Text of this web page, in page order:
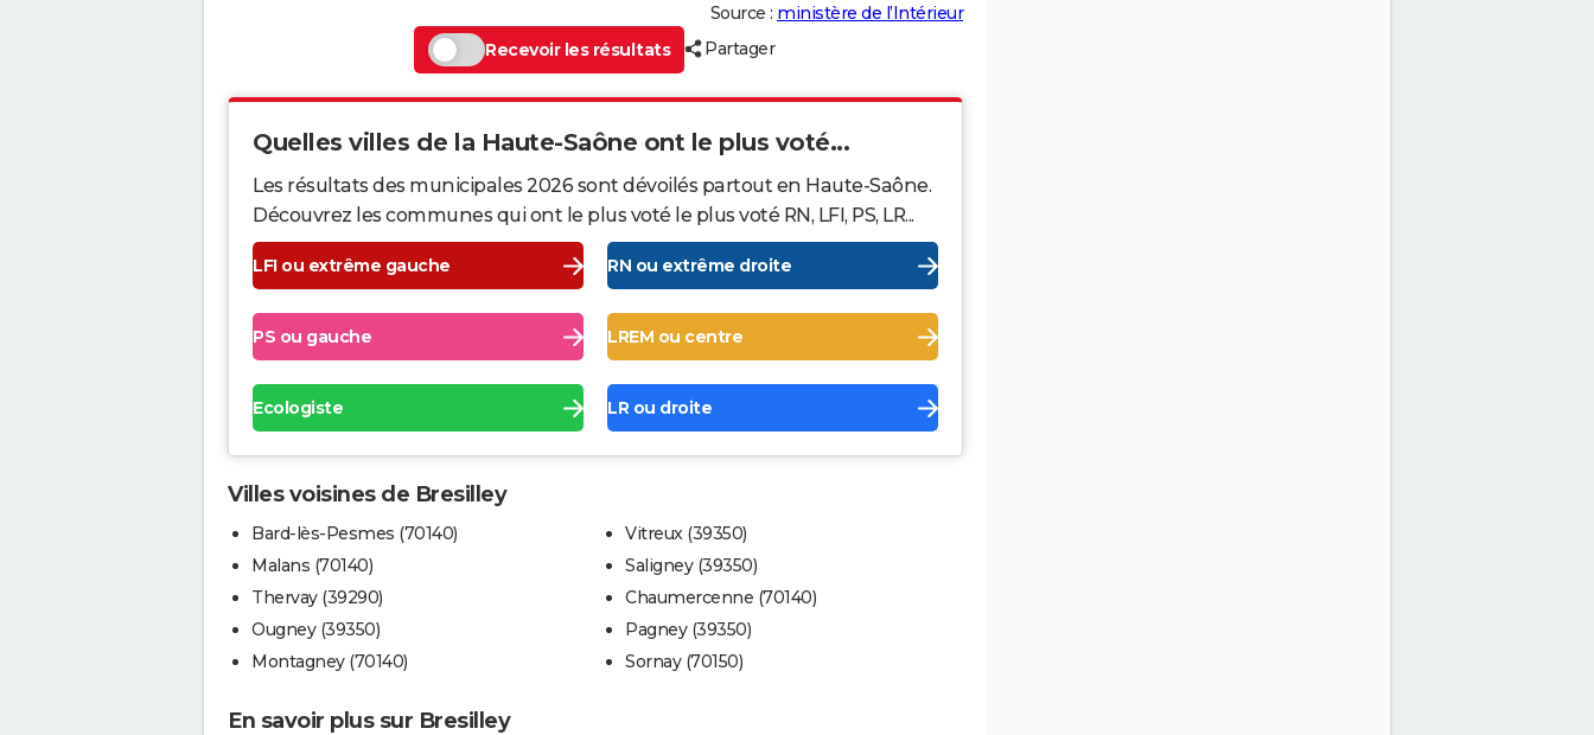
Source : ministère de l’Intérieur
Recevoir les résultats
Partager
Quelles villes de la Haute-Saône ont le plus voté...
Les résultats des municipales 2026 sont dévoilés partout en Haute-Saône.
Découvrez les communes qui ont le plus voté le plus voté RN, LFI, PS, LR...
LFI ou extrême gauche RN ou extrême droite
PS ou gauche LREM ou centre
Ecologiste LR ou droite
Villes voisines de Bresilley
Bard-lès-Pesmes (70140)
Malans (70140)
Thervay (39290)
Ougney (39350)
Montagney (70140)
Vitreux (39350)
Saligney (39350)
Chaumercenne (70140)
Pagney (39350)
Sornay (70150)
En savoir plus sur Bresilley